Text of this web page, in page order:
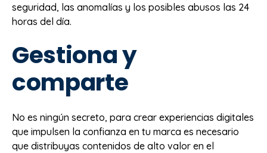
seguridad, las anomalías y los posibles abusos las 24
horas del día.
Gestiona y
comparte
No es ningún secreto, para crear experiencias digitales
que impulsen la confianza en tu marca es necesario
que distribuyas contenidos de alto valor en el